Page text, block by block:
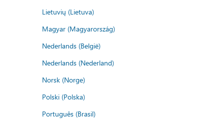
Lietuvių (Lietuva)
Magyar (Magyarország)
Nederlands (België)
Nederlands (Nederland)
Norsk (Norge)
Polski (Polska)
Português (Brasil)